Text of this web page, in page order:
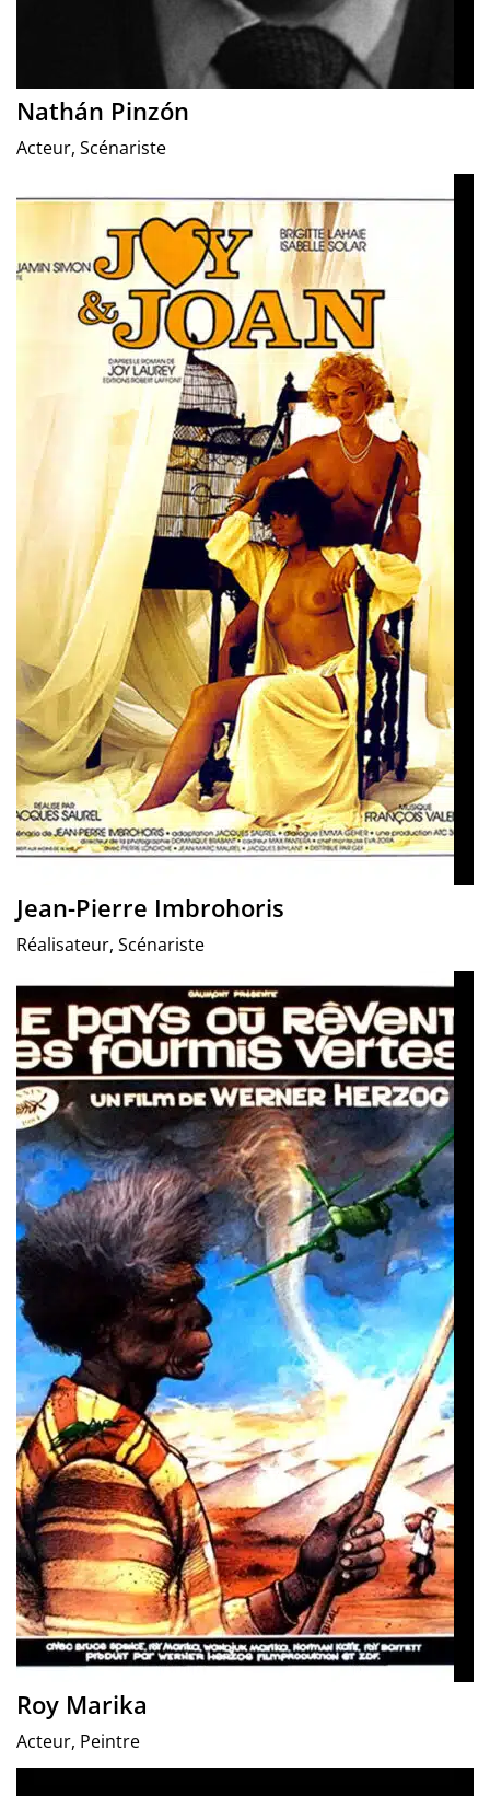
Nathán Pinzón
Acteur, Scénariste
Jean-Pierre Imbrohoris
Réalisateur, Scénariste
Roy Marika
Acteur, Peintre